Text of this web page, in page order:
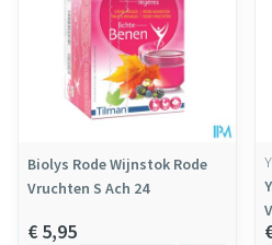
Biolys Rode Wijnstok Rode
Vruchten S Ach 24
€ 5,95